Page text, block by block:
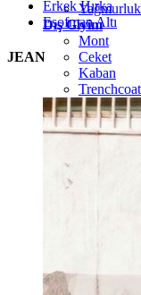
Yağmurluk
Dış Giyim
Mont
Ceket
Kaban
Trenchcoat
Erkek Hırka
Eşofman Altı
JEAN